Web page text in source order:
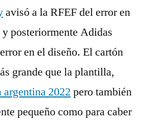
avisó a la RFEF del error en
posteriormente Adidas
en el diseño. El cartón
grande que la plantilla,
argentina 2022 pero también
pequeño como para caber